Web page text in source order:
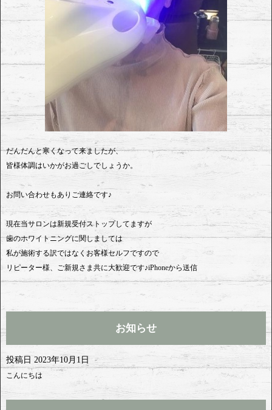
だんだんと寒くなって来ましたが、
皆様体調はいかがお過ごしでしょうか。
お問い合わせもありご連絡です♪
現在当サロンは新規受付ストップしてますが
歯のホワイトニングに関しましては
私が施術する訳ではなくお客様セルフですので
リピーター様、ご新規さま共に大歓迎です♪iPhoneから送信
お知らせ
投稿日 2023年10月1日
こんにちは